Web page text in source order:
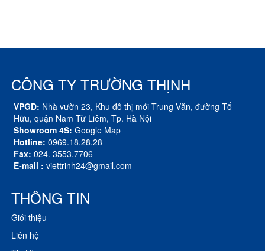
CÔNG TY TRƯỜNG THỊNH
VPGD: Nhà vườn 23, Khu đô thị mới Trung Văn, đường Tố
Hữu, quận Nam Từ Liêm, Tp. Hà Nội
Showroom 4S: Google Map
Hotline: 0969.18.28.28
Fax: 024. 3553.7706
E-mail : viettrinh24@gmail.com
THÔNG TIN
Giới thiệu
Liên hệ